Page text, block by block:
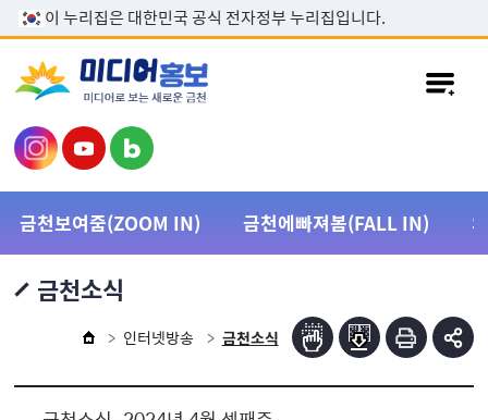
본문 바로가기
이 누리집은 대한민국 공식 전자정부 누리집입니다.
금천보여줌(ZOOM IN) 금천에빠져봄(FALL IN)
금천소식
인터넷방송 금천소식